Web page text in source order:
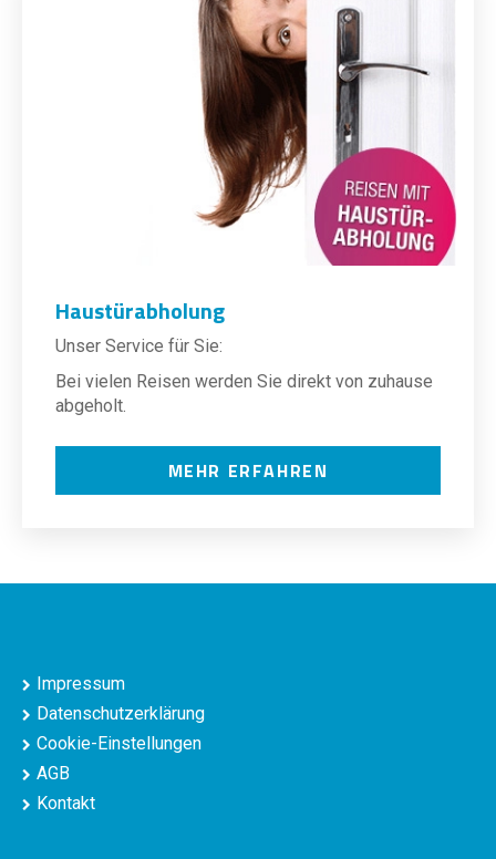
Haustürabholung
Unser Service für Sie:
Bei vielen Reisen werden Sie direkt von zuhause
abgeholt.
MEHR ERFAHREN
Impressum
Datenschutzerklärung
Cookie-Einstellungen
AGB
Kontakt